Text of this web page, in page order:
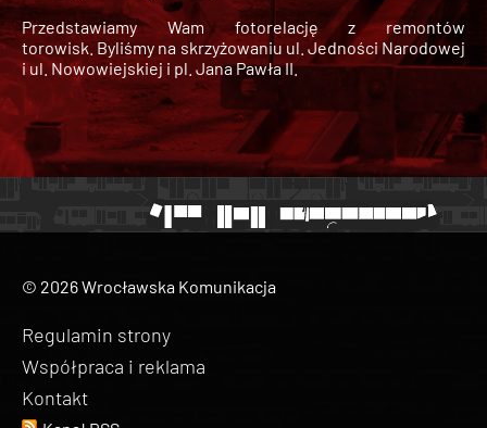
Przedstawiamy Wam fotorelację z remontów
torowisk. Byliśmy na skrzyżowaniu ul. Jedności Narodowej
i ul. Nowowiejskiej i pl. Jana Pawła II.
© 2026 Wrocławska Komunikacja
Regulamin strony
Współpraca i reklama
Kontakt